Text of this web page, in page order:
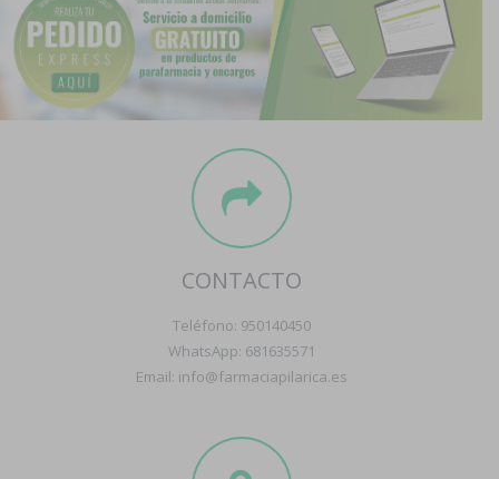
Blog
Contacto
Boletín
CONTACTO
Teléfono: 950140450
WhatsApp: 681635571
Email: info@farmaciapilarica.es